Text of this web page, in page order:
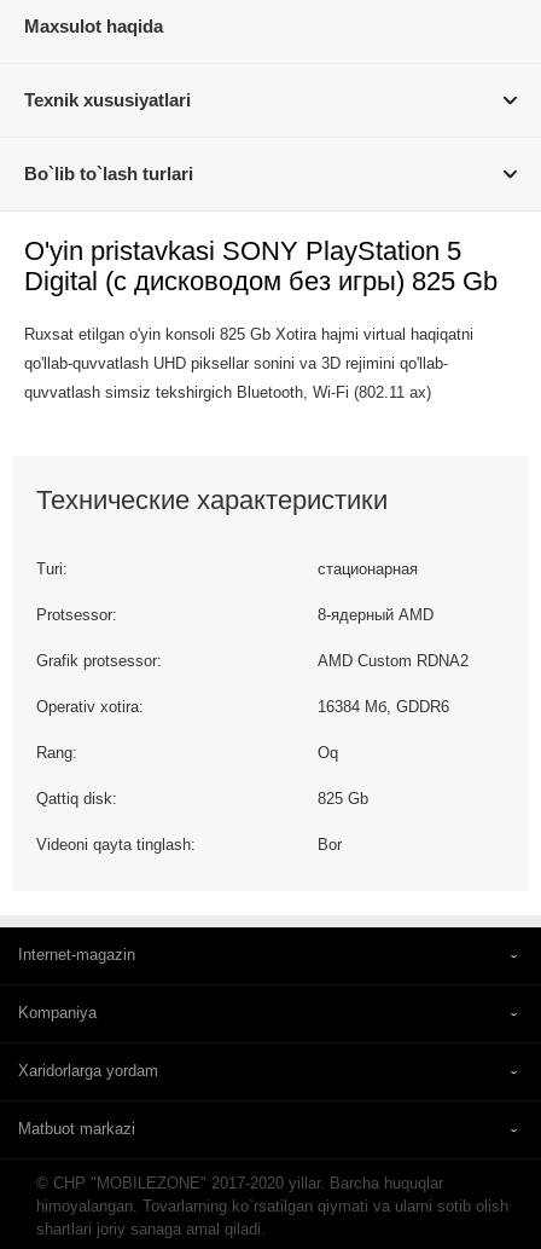
Maxsulot haqida
Texnik xususiyatlari
Bo`lib to`lash turlari
O'yin pristavkasi SONY PlayStation 5
Digital (с дисководом без игры) 825 Gb
Ruxsat etilgan o'yin konsoli 825 Gb Xotira hajmi virtual haqiqatni
qo'llab-quvvatlash UHD piksellar sonini va 3D rejimini qo'llab-
quvvatlash simsiz tekshirgich Bluetooth, Wi-Fi (802.11 ax)
Технические характеристики
Turi: стационарная
Protsessor: 8-ядерный AMD
Grafik protsessor: AMD Custom RDNA2
Operativ xotira: 16384 Мб, GDDR6
Rang: Oq
Qattiq disk: 825 Gb
Videoni qayta tinglash: Bor
Internet-magazin
Kompaniya
Xaridorlarga yordam
Matbuot markazi
© CHP "MOBILEZONE" 2017-2020 yillar. Barcha huquqlar
himoyalangan. Tovarlarning ko`rsatilgan qiymati va ularni sotib olish
shartlari joriy sanaga amal qiladi.